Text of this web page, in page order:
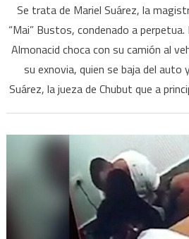
la
jueza
que
se
había
un
preso
ahora
liberó
un
hombre
Se trata de Mariel Suárez, la
“Mai” Bustos, condenado a
Almonacid choca con su camión al
su exnovia, quien se baja del auto
Suárez, la jueza de Chubut que a